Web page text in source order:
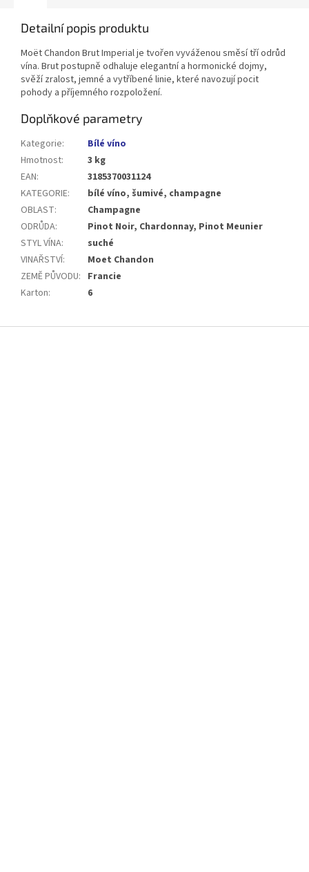
Detailní popis produktu
Moët Chandon Brut Imperial je tvořen vyváženou směsí tří odrůd
vína. Brut postupně odhaluje elegantní a hormonické dojmy,
svěží zralost, jemné a vytříbené linie, které navozují pocit
pohody a příjemného rozpoložení.
Doplňkové parametry
Kategorie:
Bílé víno
Hmotnost:
3 kg
EAN:
3185370031124
KATEGORIE:
bílé víno, šumivé, champagne
OBLAST:
Champagne
ODRŮDA:
Pinot Noir, Chardonnay, Pinot Meunier
STYL VÍNA:
suché
VINAŘSTVÍ:
Moet Chandon
ZEMĚ PŮVODU: Francie
Karton: 6